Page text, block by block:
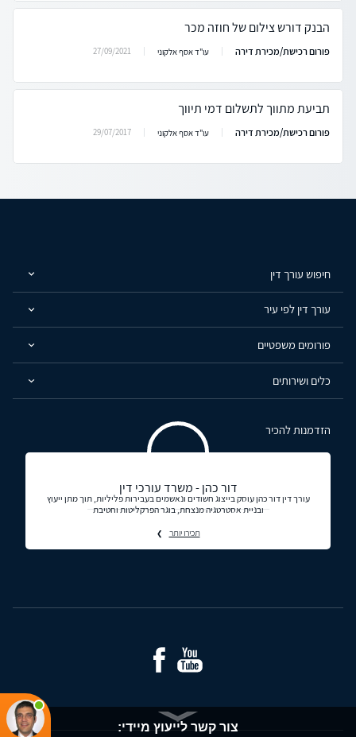
הבנק דורש צילום של חוזה מכר
פורום רכישת/מכירת דירה עו"ד אסף אלקוני 27/09/2021
תביעת מתווך לתשלום דמי תיווך
פורום רכישת/מכירת דירה עו"ד אסף אלקוני 29/07/2017
חיפוש עורך דין
עורך דין לפי עיר
פורומים משפטיים
כלים ושירותים
הזדמנות להכיר
דור כהן - משרד עורכי דין
עורך דין דור כהן עוסק בייצוג חשודים ונאשמים בעבירות פליליות, תוך מתן ייעוץ
ובניית אסטרטגיה מנצחת, בוגר הפרקליטות וחטיבת
תכירו יותר
צור קשר לייעוץ מיידי: